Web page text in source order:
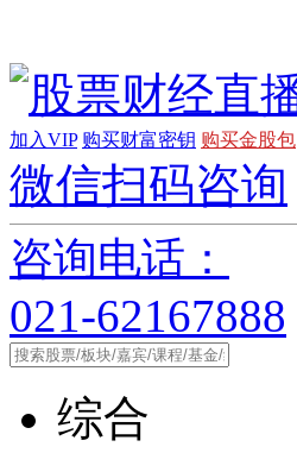
加入VIP 购买财富密钥 购买金股包
微信扫码咨询
咨询电话：
021-62167888
综合